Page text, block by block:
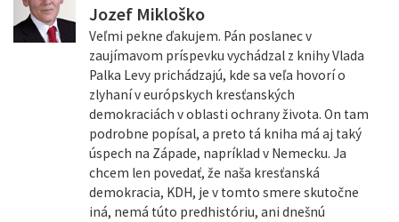
Jozef Mikloško
Veľmi pekne ďakujem. Pán poslanec v
zaujímavom príspevku vychádzal z knihy Vlada
Palka Levy prichádzajú, kde sa veľa hovorí o
zlyhaní v európskych kresťanských
demokraciách v oblasti ochrany života. On tam
podrobne popísal, a preto tá kniha má aj taký
úspech na Západe, napríklad v Nemecku. Ja
chcem len povedať, že naša kresťanská
demokracia, KDH, je v tomto smere skutočne
iná, nemá túto predhistóriu, ani dnešnú